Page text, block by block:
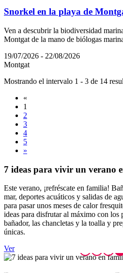
Snorkel en la playa de
Ven a descubrir la biodiversidad
Montgat de la mano de biólogas
19/07/2026 - 22/08/2026
Montgat
Mostrando el intervalo 1 - 3 de 14
«
1
2
3
4
5
»
7 ideas para vivir un verano
Este verano, ¡refréscate en familia!
mar, deportes acuáticos y salidas de
para pasar unos meses de calor
ideas para disfrutar al máximo con los
bañador, las chancletas y la toalla y
únicas.
Ver